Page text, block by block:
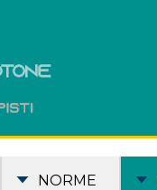
NORME